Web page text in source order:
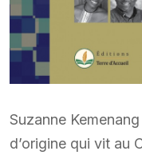
Suzanne
d’origine qui vit au